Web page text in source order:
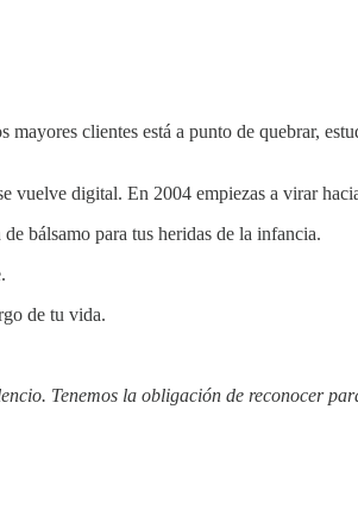
clientes está a punto de quebrar,
digital. En 2004 empiezas a virar
bálsamo para tus heridas de la infancia.
de tu vida.
Tenemos la obligación de reconocer